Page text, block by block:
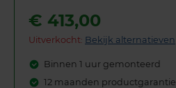
€ 413,00
Uitverkocht: Bekijk alternatieven
Binnen 1 uur gemonteerd
12 maanden productgarantie